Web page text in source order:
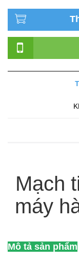
Mạch
máy
Mô tả sản phẩm